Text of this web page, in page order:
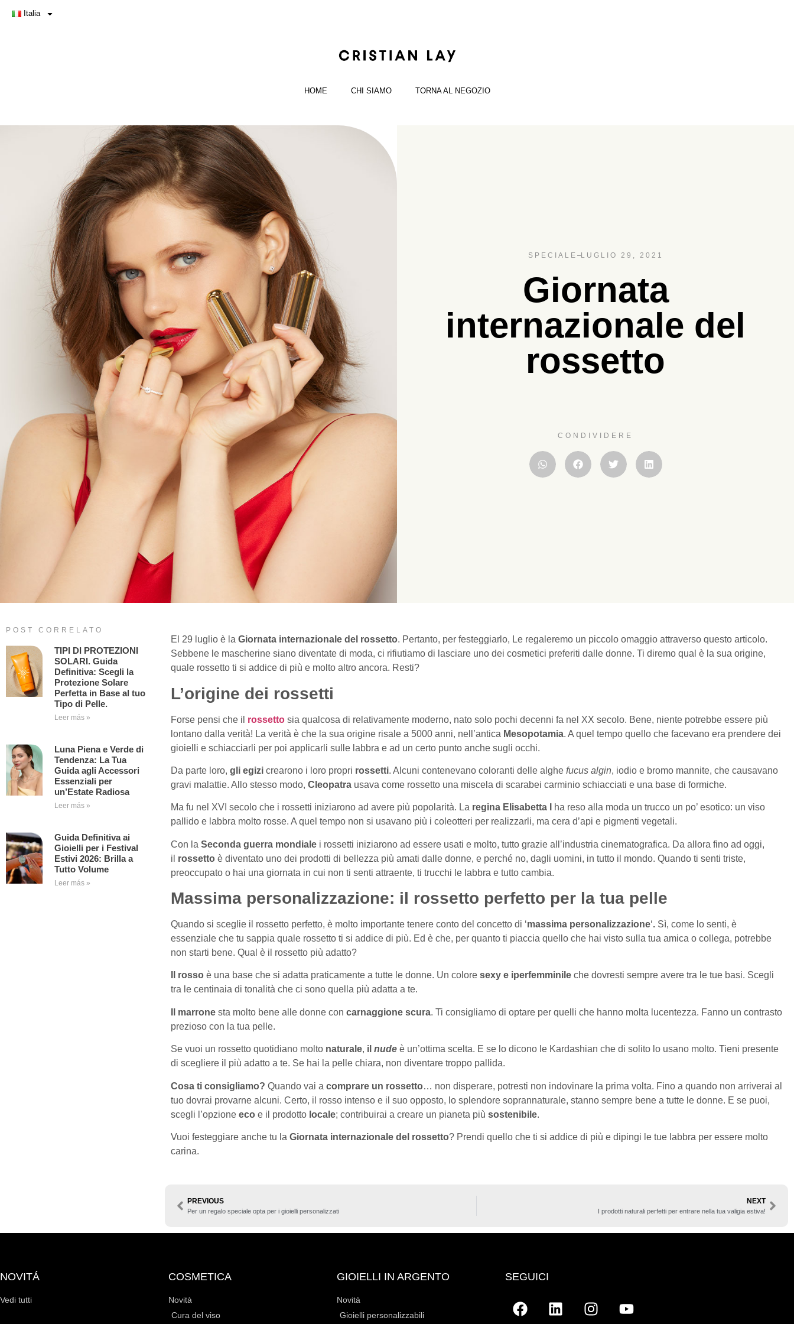
Italia
HOME CHI SIAMO TORNA AL NEGOZIO
SPECIALE LUGLIO 29, 2021
Giornata
internazionale del
rossetto
CONDIVIDERE
POST CORRELATO
TIPI DI PROTEZIONI
SOLARI. Guida
Definitiva: Scegli la
Protezione Solare
Perfetta in Base al tuo
Tipo di Pelle.
Leer más »
Luna Piena e Verde di
Tendenza: La Tua
Guida agli Accessori
Essenziali per
un’Estate Radiosa
Leer más »
Guida Definitiva ai
Gioielli per i Festival
Estivi 2026: Brilla a
Tutto Volume
Leer más »
El 29 luglio è la Giornata internazionale del rossetto. Pertanto, per festeggiarlo, Le regaleremo un piccolo omaggio attraverso questo articolo.
Sebbene le mascherine siano diventate di moda, ci rifiutiamo di lasciare uno dei cosmetici preferiti dalle donne. Ti diremo qual è la sua origine,
quale rossetto ti si addice di più e molto altro ancora. Resti?
L’origine dei rossetti
Forse pensi che il rossetto sia qualcosa di relativamente moderno, nato solo pochi decenni fa nel XX secolo. Bene, niente potrebbe essere più
lontano dalla verità! La verità è che la sua origine risale a 5000 anni, nell’antica Mesopotamia. A quel tempo quello che facevano era prendere dei
gioielli e schiacciarli per poi applicarli sulle labbra e ad un certo punto anche sugli occhi.
Da parte loro, gli egizi crearono i loro propri rossetti. Alcuni contenevano coloranti delle alghe fucus algin, iodio e bromo mannite, che causavano
gravi malattie. Allo stesso modo, Cleopatrausava come rossetto una miscela di scarabei carminio schiacciati e una base di formiche.
Ma fu nel XVI secolo che i rossetti iniziarono ad avere più popolarità. La regina Elisabetta I
ha reso alla moda un trucco un po’ esotico: un viso
pallido e labbra molto rosse. A quel tempo non si usavano più i coleotteri per realizzarli, ma cera d’api e pigmenti vegetali.
Con la Seconda guerra mondialei rossetti iniziarono ad essere usati e molto, tutto grazie all’industria cinematografica. Da allora fino ad oggi,
il rossetto è diventato uno dei prodotti di bellezza più amati dalle donne, e perché no, dagli uomini, in tutto il mondo. Quando ti senti triste,
preoccupato o hai una giornata in cui non ti senti attraente, ti trucchi le labbra e tutto cambia.
Massima personalizzazione: il rossetto perfetto per la tua pelle
Quando si sceglie il rossetto perfetto, è molto importante tenere conto del concetto di ‘massima personalizzazione‘.Sì, come lo senti, è
essenziale che tu sappia quale rossetto ti si addice di più. Ed è che, per quanto ti piaccia quello che hai visto sulla tua amica o collega, potrebbe
non starti bene. Qual è il rossetto più adatto?
Il rossoè una base che si adatta praticamente a tutte le donne. Un colore sexy e iperfemminileche dovresti sempre avere tra le tue basi. Scegli
tra le centinaia di tonalità che ci sono quella più adatta a te.
Il marrone sta molto bene alle donne con carnaggione scura. Ti consigliamo di optare per quelli che hanno molta lucentezza. Fanno un contrasto
prezioso con la tua pelle.
Se vuoi un rossetto quotidiano molto naturale, il nude è un’ottima scelta. E se lo dicono le Kardashian che di solito lo usano molto. Tieni presente
di scegliere il più adatto a te. Se hai la pelle chiara, non diventare troppo pallida.
Cosa ti consigliamo? Quando vai a comprare un rossetto… non disperare, potresti non indovinare la prima volta. Fino a quando non arriverai al
tuo dovrai provarne alcuni. Certo, il rosso intenso e il suo opposto, lo splendore soprannaturale, stanno sempre bene a tutte le donne. E se puoi,
scegli l’opzioneecoe il prodottolocale; contribuirai a creare un pianeta più sostenibile.
Vuoi festeggiare anche tu la Giornata internazionale del rossetto? Prendi quello che ti si addice di più e dipingi le tue labbra per essere molto
carina.
PREVIOUS
Per un regalo speciale opta per i gioielli personalizzati
NEXT
I prodotti naturali perfetti per entrare nella tua valigia estiva!
NOVITÁ
Vedi tutti
COSMETICA
Novità
Cura del viso
GIOIELLI IN ARGENTO
Novità
Gioielli personalizzabili
SEGUICI